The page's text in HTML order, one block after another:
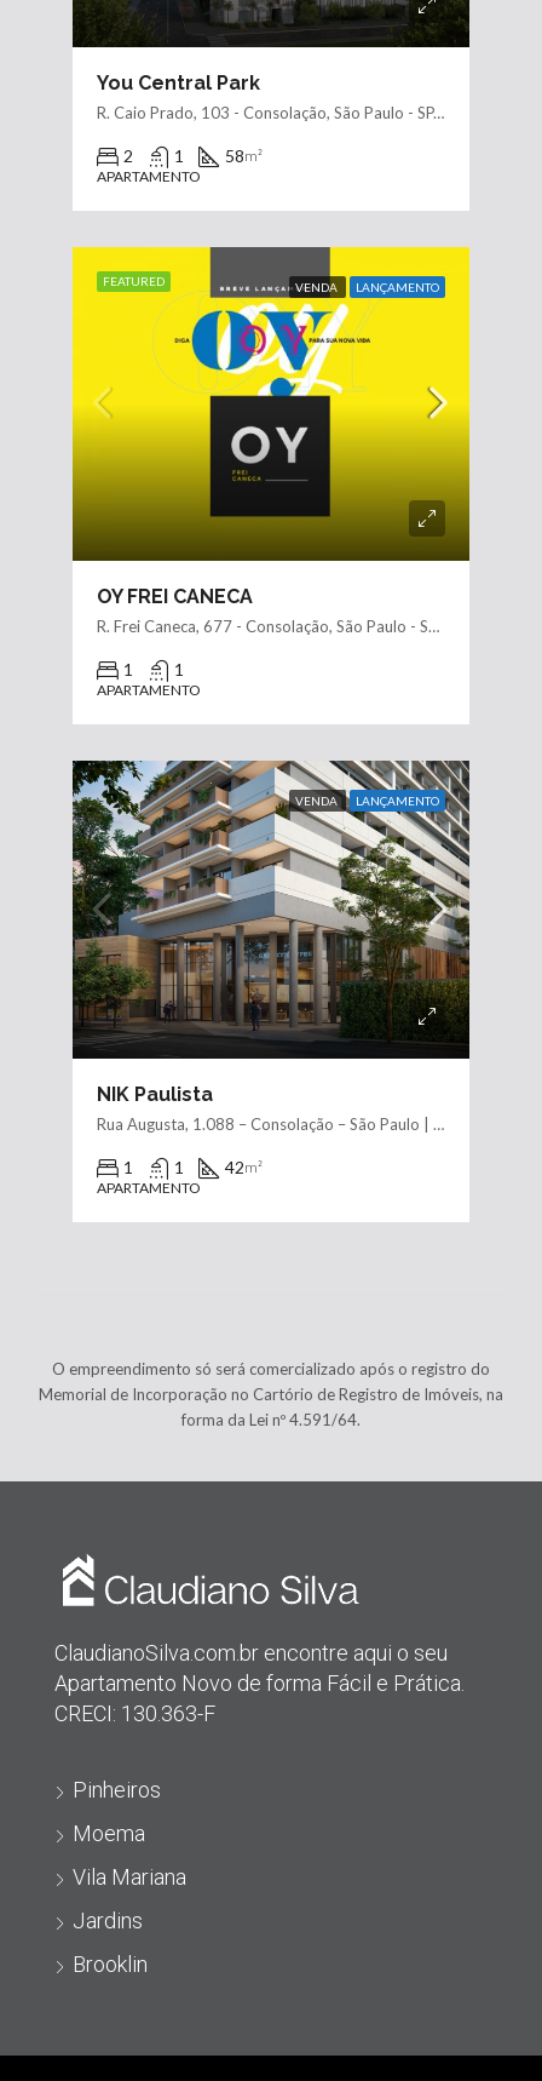
You Central Park
R. Caio Prado, 103 - Consolação, São Paulo - SP, 01303-001, Brasil
2 1 58m²
APARTAMENTO
FEATURED VENDA LANÇAMENTO
OY FREI CANECA
R. Frei Caneca, 677 - Consolação, São Paulo - SP, 01307-001, Brasil
1 1
APARTAMENTO
VENDA LANÇAMENTO
NIK Paulista
Rua Augusta, 1.088 – Consolação – São Paulo | SP
1 1 42m²
APARTAMENTO
O empreendimento só será comercializado após o registro do
Memorial de Incorporação no Cartório de Registro de Imóveis, na
forma da Lei nº 4.591/64.
ClaudianoSilva.com.br encontre aqui o seu
Apartamento Novo de forma Fácil e Prática.
CRECI: 130.363-F
Pinheiros
Moema
Vila Mariana
Jardins
Brooklin